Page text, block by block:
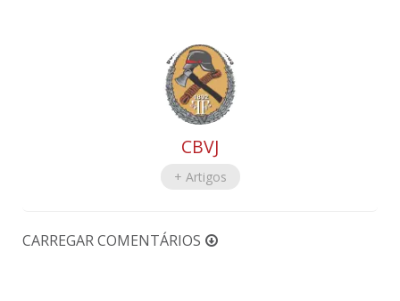
CBVJ
+ Artigos
CARREGAR COMENTÁRIOS